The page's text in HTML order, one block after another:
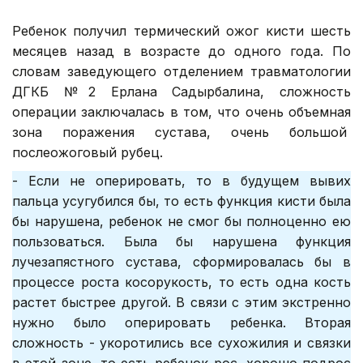
Ребенок получил термический ожог кисти шесть
месяцев назад в возрасте до одного года. По
словам заведующего отделением травматологии
ДГКБ №2 Ерлана Садырбалина, сложность
операции заключалась в том, что очень объемная
зона поражения сустава, очень большой
послеожоговый рубец.
- Если не оперировать, то в будущем вывих
пальца усугубился бы, то есть функция кисти была
бы нарушена, ребенок не смог бы полноценно ею
пользоваться. Была бы нарушена функция
лучезапястного сустава, сформировалась бы в
процессе роста косорукость, то есть одна кость
растет быстрее другой. В связи с этим экстренно
нужно было оперировать ребенка. Вторая
сложность - укоротились все сухожилия и связки